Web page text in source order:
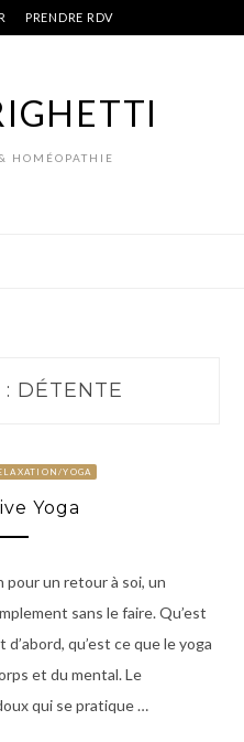
PRENDRE RDV
HOMÉOPATHIE
DÉTENTE
YOGA
Yoga
pour un retour à soi, un
sans le faire. Qu’est
qu’est ce que le yoga
et du mental. Le
qui se pratique …